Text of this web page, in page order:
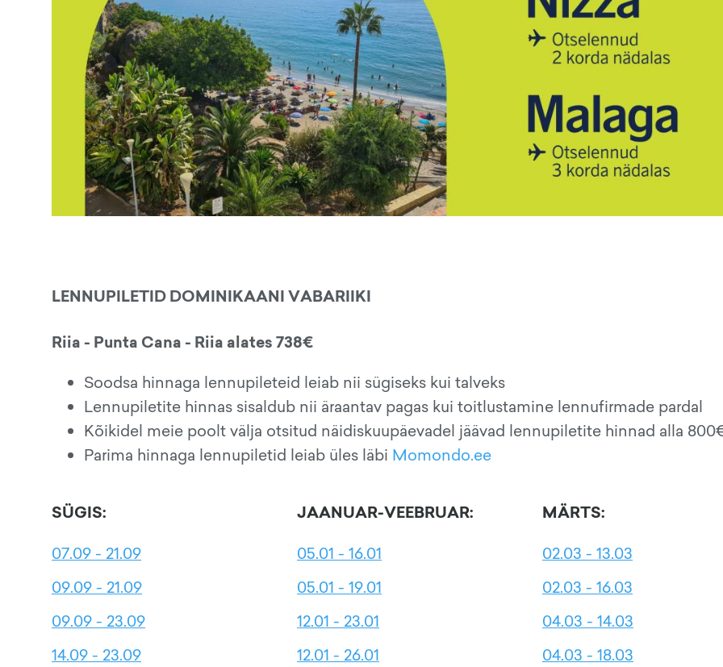
LENNUPILETID DOMINIKAANI VABARIIKI
Riia - Punta Cana - Riia alates 738€
Soodsa hinnaga lennupileteid leiab nii sügiseks kui talveks
Lennupiletite hinnas sisaldub nii äraantav pagas kui toitlustamine lennufirmade pardal
Kõikidel meie poolt välja otsitud näidiskuupäevadel jäävad lennupiletite hinnad alla
Parima hinnaga lennupiletid leiab üles läbi Momondo.ee
SÜGIS:
07.09 - 21.09
09.09 - 21.09
09.09 - 23.09
14.09 - 23.09
JAANUAR-VEEBRUAR:
05.01 - 16.01
05.01 - 19.01
12.01 - 23.01
12.01 - 26.01
MÄRTS:
02.03 - 13.03
02.03 - 16.03
04.03 - 14.03
04.03 - 18.03